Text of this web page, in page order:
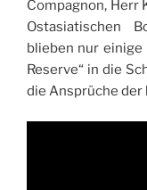
Compagnon, Herr
Ostasiatischen
blieben nur einige
Reserve“ in die
die Ansprüche der